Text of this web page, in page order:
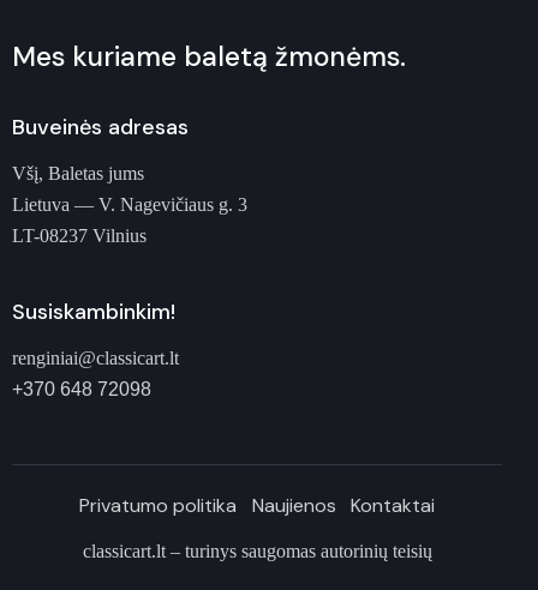
Mes kuriame baletą žmonėms.
Buveinės adresas
Všį, Baletas jums
Lietuva — V. Nagevičiaus g. 3
LT-08237 Vilnius
Susiskambinkim!
renginiai@classicart.lt
+370 648 72098
Privatumo politika Naujienos Kontaktai
classicart.lt – turinys saugomas autorinių teisių